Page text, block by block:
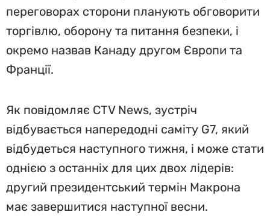
переговорах сторони планують обговорити
торгівлю, оборону та питання безпеки, і
окремо назвав Канаду другом Європи та
Франції.
Як повідомляє CTV News, зустріч
відбувається напередодні саміту G7, який
відбудеться наступного тижня, і може стати
однією з останніх для цих двох лідерів:
другий президентський термін Макрона
має завершитися наступної весни.